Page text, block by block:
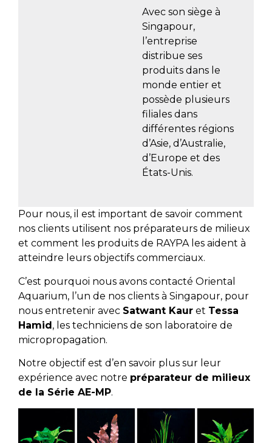
Avec son siège à
Singapour,
l’entreprise
distribue ses
produits dans le
monde entier et
possède plusieurs
filiales dans
différentes régions
d’Asie, d’Australie,
d’Europe et des
États-Unis.
Pour nous, il est important de savoir comment
nos clients utilisent nos préparateurs de milieux
et comment les produits de RAYPA les aident à
atteindre leurs objectifs commerciaux.
C’est pourquoi nous avons contacté Oriental
Aquarium, l’un de nos clients à Singapour, pour
nous entretenir avec Satwant Kaur et Tessa
Hamid, les techniciens de son laboratoire de
micropropagation.
Notre objectif est d’en savoir plus sur leur
expérience avec notre préparateur de milieux
de la Série AE-MP.